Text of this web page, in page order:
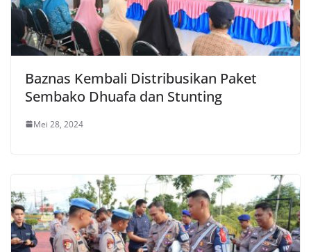
Baznas Kembali Distribusikan Paket
Sembako Dhuafa dan Stunting
Mei 28, 2024